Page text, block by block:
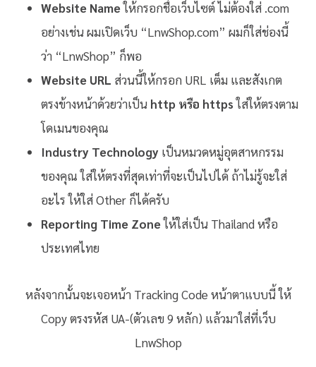
Website Nameให้กรอกชื่อเว็บไซต์ ไม่ต้องใส่ .com
อย่างเช่น ผมเปิดเว็บ “LnwShop.com” ผมก็ใส่ช่องนี้
ว่า “LnwShop” ก็พอ
Website URL ส่วนนี้ให้กรอก URL เต็ม และสังเกต
ตรงข้างหน้าด้วยว่าเป็น http หรือ httpsใส่ให้ตรงตาม
โดเมนของคุณ
Industry Technology เป็นหมวดหมู่อุตสาหกรรม
ของคุณ ใส่ให้ตรงที่สุดเท่าที่จะเป็นไปได้ ถ้าไม่รู้จะใส่
อะไร ให้ใส่ Other ก็ได้ครับ
Reporting Time Zoneให้ใส่เป็น Thailand หรือ
ประเทศไทย
หลังจากนั้นจะเจอหน้า Tracking Code หน้าตาแบบนี้ ให้
Copy ตรงรหัส UA-(ตัวเลข 9 หลัก) แล้วมาใส่ที่เว็บ
LnwShop